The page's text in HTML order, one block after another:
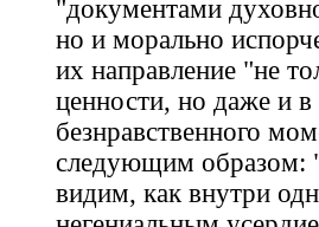
"документами
но и морально
их направление "не
ценности, но даже и в
безнравственного
следующим образом:
видим, как внутри